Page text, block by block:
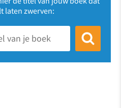
laten zwerven: